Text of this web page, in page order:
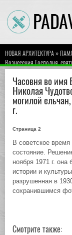
НОВАЯ АРХИТЕКТУРА»
Вознесения Господня,
Часовня во имя
Николая
могилой
г.
Страница 2
В советское
состояние.
ноября 1971 г. она
истории и
разрушенная в
сохранившимся
Смотрите также: